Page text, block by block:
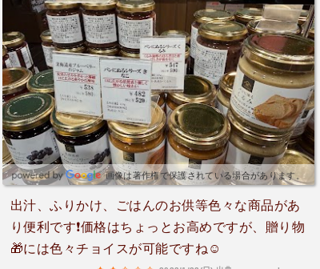
画像は著作権で保護されている場合があります。
出汁、ふりかけ、ごはんのお供等色々な商品があ
り便利です❗価格はちょっとお高めですが、贈り物
🎁には色々チョイスが可能ですね☺️